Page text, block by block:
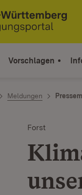
Vorschlagen
Meldungen
Forst